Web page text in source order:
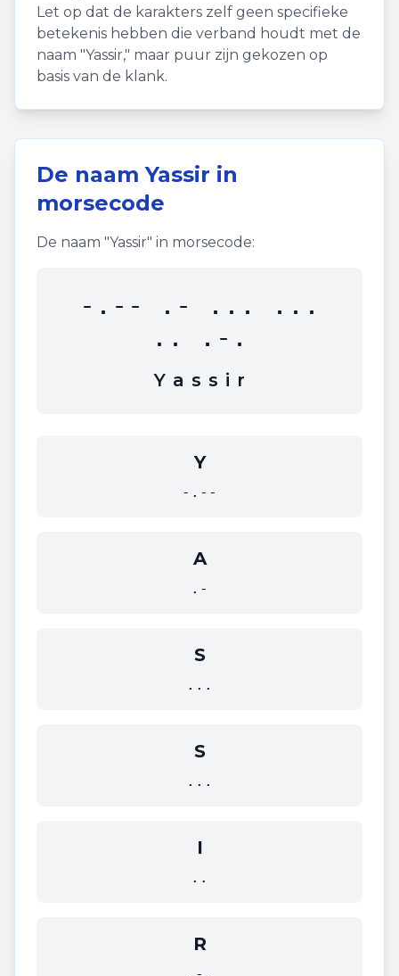
Let op dat de karakters zelf geen specifieke
betekenis hebben die verband houdt met de
naam "Yassir," maar puur zijn gekozen op
basis van de klank.
De naamYassir in
morsecode
De naam "Yassir" in morsecode:
-.-- .- ... ...
.. .-.
Y a s s i r
Y
-.--
A
.-
S
...
S
...
I
..
R